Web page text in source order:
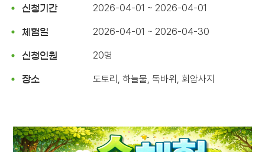
신청기간 2026-04-01 ~ 2026-04-01
체험일 2026-04-01 ~ 2026-04-30
신청인원 20명
장소 도토리, 하늘물, 독바위, 회암사지